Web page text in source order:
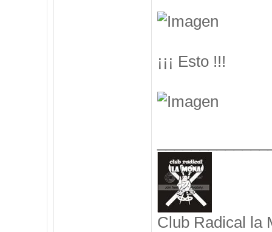
¡¡¡ Esto !!!
Club Radical la